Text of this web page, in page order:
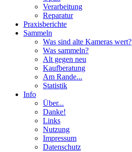
Verarbeitung
Reparatur
Praxisberichte
Sammeln
Was sind alte Kameras wert?
Was sammeln?
Alt gegen neu
Kaufberatung
Am Rande...
Statistik
Info
Über...
Danke!
Links
Nutzung
Impressum
Datenschutz